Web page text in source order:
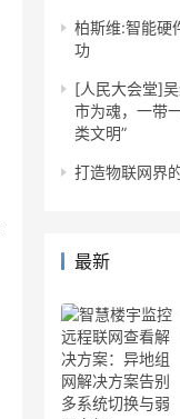
柏斯维:智能硬
功
[人民大会堂]
市为魂，一带
类文明”
打造物联网界
最新